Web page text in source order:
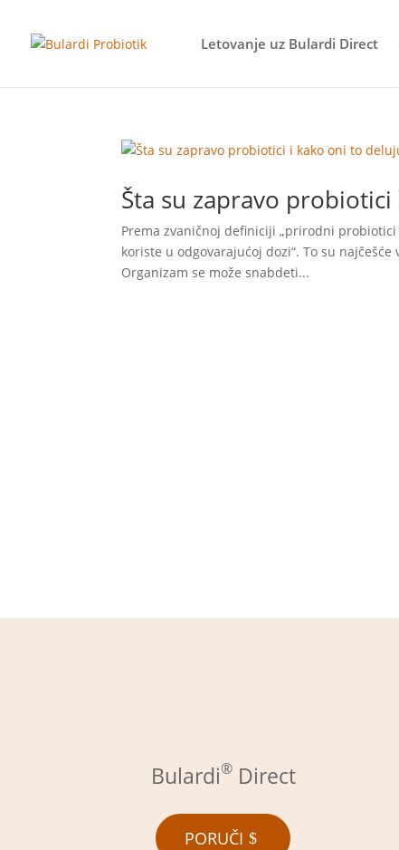
Letovanje uz Bulardi Direct
Šta su zapravo
Prema zvaničnoj definiciji „prirodni
koriste u odgovarajućoj dozi“. To su
Organizam se može snabdeti...
Bulardi®Direct
PORUČI